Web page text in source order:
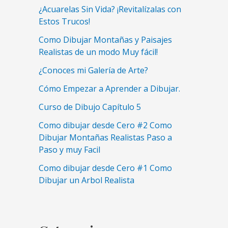
¿Acuarelas Sin Vida? ¡Revitalízalas con
Estos Trucos!
Como Dibujar Montañas y Paisajes
Realistas de un modo Muy fácil!
¿Conoces mi Galería de Arte?
Cómo Empezar a Aprender a Dibujar.
Curso de Dibujo Capítulo 5
Como dibujar desde Cero #2 Como
Dibujar Montañas Realistas Paso a
Paso y muy Facil
Como dibujar desde Cero #1 Como
Dibujar un Arbol Realista